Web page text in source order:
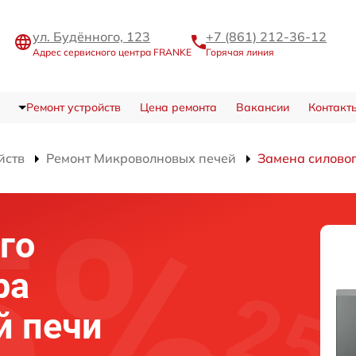
ул. Будённого, 123
Адрес сервисного центра FRANKE
+7 (861) 212-36-12
Горячая линия
Ремонт устройств Цена ремонта Вакансии
Ремонт Микроволновых печей Замена
печи